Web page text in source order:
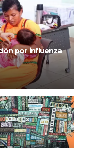
por influenza